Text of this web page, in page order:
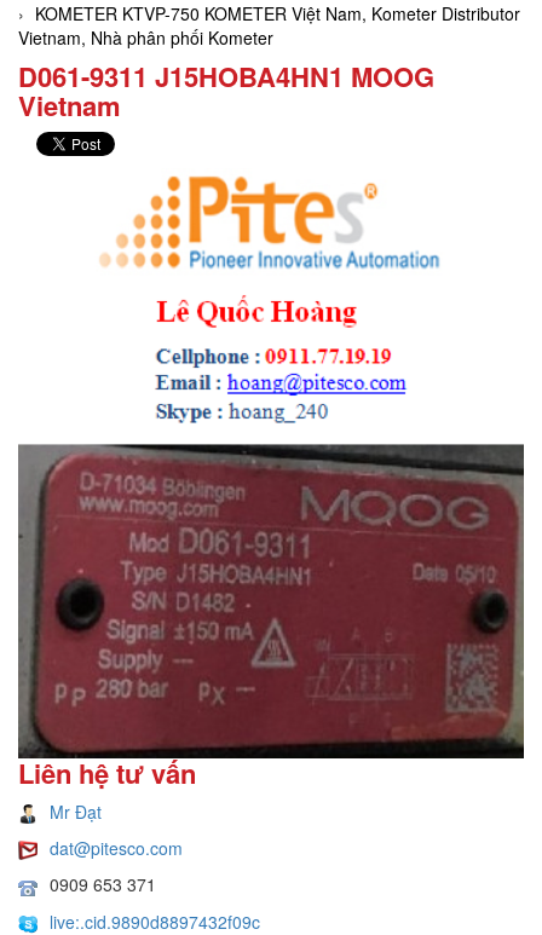
KOMETER KTVP-750 KOMETER Việt Nam, Kometer Distributor
Vietnam, Nhà phân phối Kometer
D061-9311 J15HOBA4HN1 MOOG
Vietnam
Liên hệ tư vấn
Mr Đạt
dat@pitesco.com
0909 653 371
live:.cid.9890d8897432f09c